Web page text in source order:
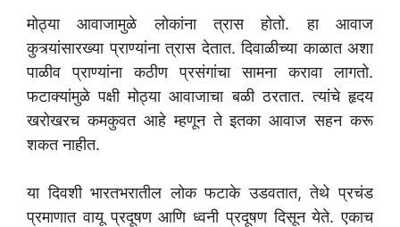
मोठ्या आवाजामुळे लोकांना त्रास होतो. हा आवाज
कुत्र्यांसारख्या प्राण्यांना त्रास देतात. दिवाळीच्या काळात अशा
पाळीव प्राण्यांना कठीण प्रसंगांचा सामना करावा लागतो.
फटाक्यांमुळे पक्षी मोठ्या आवाजाचा बळी ठरतात. त्यांचे हृदय
खरोखरच कमकुवत आहे म्हणून ते इतका आवाज सहन करू
शकत नाहीत.
या दिवशी भारतभरातील लोक फटाके उडवतात, तेथे प्रचंड
प्रमाणात वायू प्रदूषण आणि ध्वनी प्रदूषण दिसून येते. एकाच